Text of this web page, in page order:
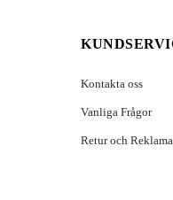
Kontakta oss
Vanliga Frågor
Retur och